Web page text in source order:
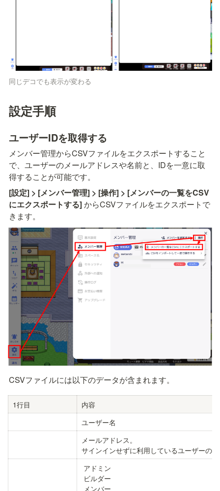
同じデコでも表示が変わる
設定手順
ユーザーIDを取得する
メンバー管理からCSVファイルをエクスポートすること
で、ユーザーのメールアドレスや名前と、IDを一意に取
得することが可能です。
[設定] > [メンバー管理] > [操作] > [メンバーの一覧をCSV
にエクスポートする] からCSVファイルをエクスポートで
きます。
CSVファイルには以下のデータが含まれます。
1行目
内容
ユーザー名
メールアドレス。
サインインせずに利用しているユーザーの